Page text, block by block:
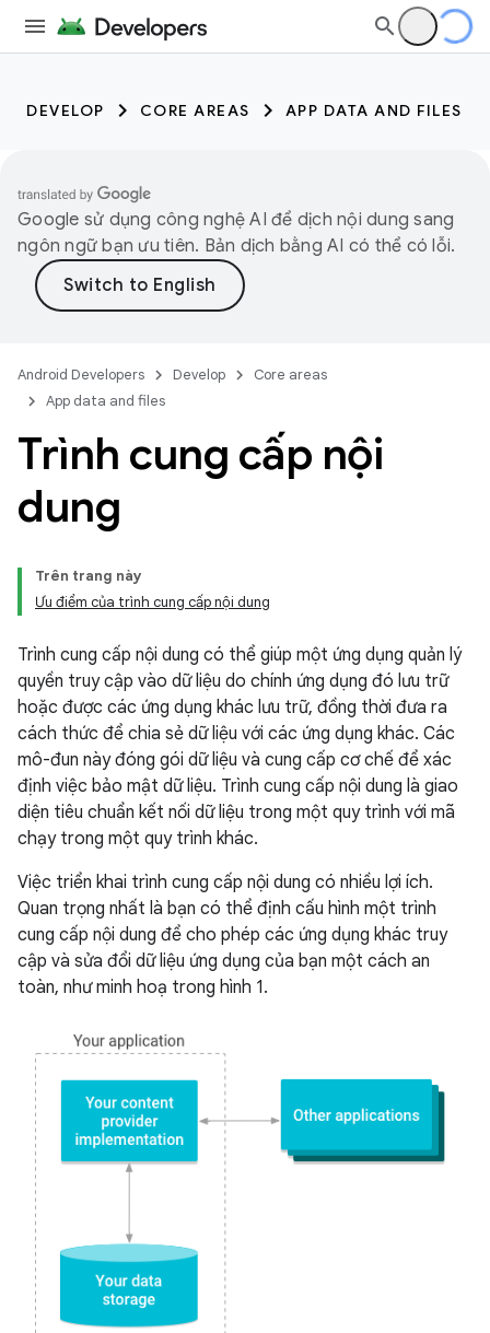
DEVELOP CORE AREAS APP DATA AND FILES
Google sử dụng công nghệ AI để dịch nội dung sang
ngôn ngữ bạn ưu tiên. Bản dịch bằng AI có thể có lỗi.
Android Developers Develop
Core areas
App data and files
Trình cung cấp nội
dung
Trên trang này
Ưu điểm của trình cung cấp nội dung
Trình cung cấp nội dung có thể giúp một ứng dụng quản lý
quyền truy cập vào dữ liệu do chính ứng dụng đó lưu trữ
hoặc được các ứng dụng khác lưu trữ, đồng thời đưa ra
cách thức để chia sẻ dữ liệu với các ứng dụng khác. Các
mô-đun này đóng gói dữ liệu và cung cấp cơ chế để xác
định việc bảo mật dữ liệu. Trình cung cấp nội dung là giao
diện tiêu chuẩn kết nối dữ liệu trong một quy trình với mã
chạy trong một quy trình khác.
Việc triển khai trình cung cấp nội dung có nhiều lợi ích.
Quan trọng nhất là bạn có thể định cấu hình một trình
cung cấp nội dung để cho phép các ứng dụng khác truy
cập và sửa đổi dữ liệu ứng dụng của bạn một cách an
toàn, như minh hoạ trong hình 1.